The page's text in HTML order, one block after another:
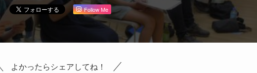
Follow Me
よかったらシェアしてね！